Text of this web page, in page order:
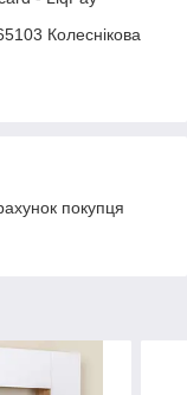
Колеснікова
покупця